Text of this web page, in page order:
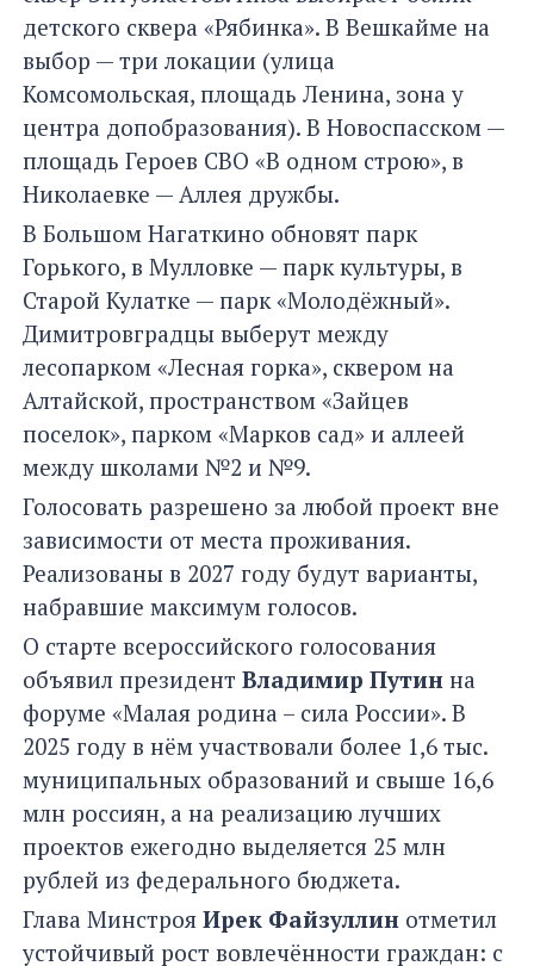
детского сквера «Рябинка». В Вешкайме на
выбор — три локации (улица
Комсомольская, площадь Ленина, зона у
центра допобразования). В Новоспасском —
площадь Героев СВО «В одном строю», в
Николаевке — Аллея дружбы.
В Большом Нагаткино обновят парк
Горького, в Мулловке — парк культуры, в
Старой Кулатке — парк «Молодёжный».
Димитровградцы выберут между
лесопарком «Лесная горка», сквером на
Алтайской, пространством «Зайцев
поселок», парком «Марков сад» и аллеей
между школами №2 и №9.
Голосовать разрешено за любой проект вне
зависимости от места проживания.
Реализованы в 2027 году будут варианты,
набравшие максимум голосов.
О старте всероссийского голосования
объявил президент Владимир Путин на
форуме «Малая родина – сила России». В
2025 году в нём участвовали более 1,6 тыс.
муниципальных образований и свыше 16,6
млн россиян, а на реализацию лучших
проектов ежегодно выделяется 25 млн
рублей из федерального бюджета.
Глава Минстроя Ирек Файзуллин отметил
устойчивый рост вовлечённости граждан: с